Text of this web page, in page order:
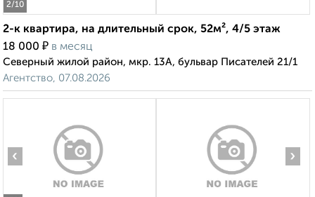
2/10
2-к квартира, на длительный срок, 52м², 4/5 этаж
18 000 ₽ в месяц
Северный жилой район, мкр. 13А, бульвар Писателей 21/1
Агентство, 07.08.2026
‹ ›